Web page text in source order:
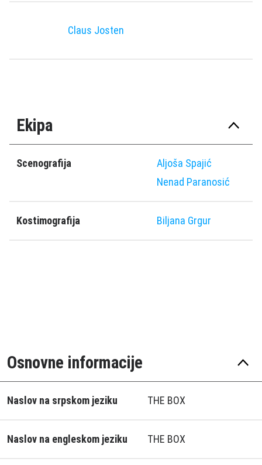
Claus Josten
Ekipa
Scenografija
Aljoša Spajić
Nenad Paranosić
Kostimografija Biljana Grgur
Osnovne informacije
Naslov na srpskom jeziku THE BOX
Naslov na engleskom jeziku THE BOX